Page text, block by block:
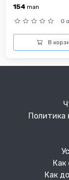
154 man
0
В
Политика
Как
Как